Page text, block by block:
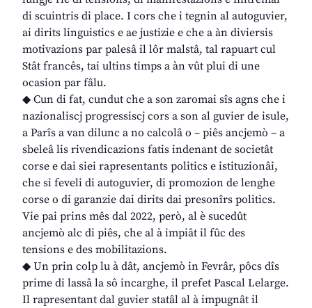
di scuintris di place. I cors che i tegnin al autoguvier,
ai dirits linguistics e ae justizie e che a àn diviersis
motivazions par palesâ il lôr malstâ, tal rapuart cul
Stât francês, tai ultins timps a àn vût plui di une
ocasion par fâlu.
◆ Cun di fat, cundut che a son zaromai sîs agns che i
nazionaliscj progressiscj cors a son al guvier de isule,
a Parîs a van dilunc a no calcolâ o – piês ancjemò – a
sbeleâ lis rivendicazions fatis indenant de societât
corse e dai siei rapresentants politics e istituzionâi,
che si feveli di autoguvier, di promozion de lenghe
corse o di garanzie dai dirits dai presonîrs politics.
Vie pai prins mês dal 2022, però, al è sucedût
ancjemò alc di piês, che al à impiât il fûc des
tensions e des mobilitazions.
◆ Un prin colp lu à dât, ancjemò in Fevrâr, pôcs dîs
prime di lassâ la sô incarghe, il prefet Pascal Lelarge.
Il rapresentant dal guvier statâl al à impugnât il